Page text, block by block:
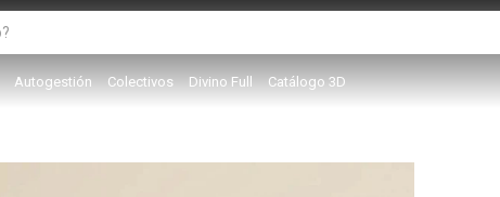
Autogestión Colectivos Divino Full Catálogo 3D